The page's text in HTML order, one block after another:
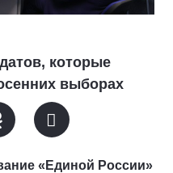
которые
выборах
«Единой России»